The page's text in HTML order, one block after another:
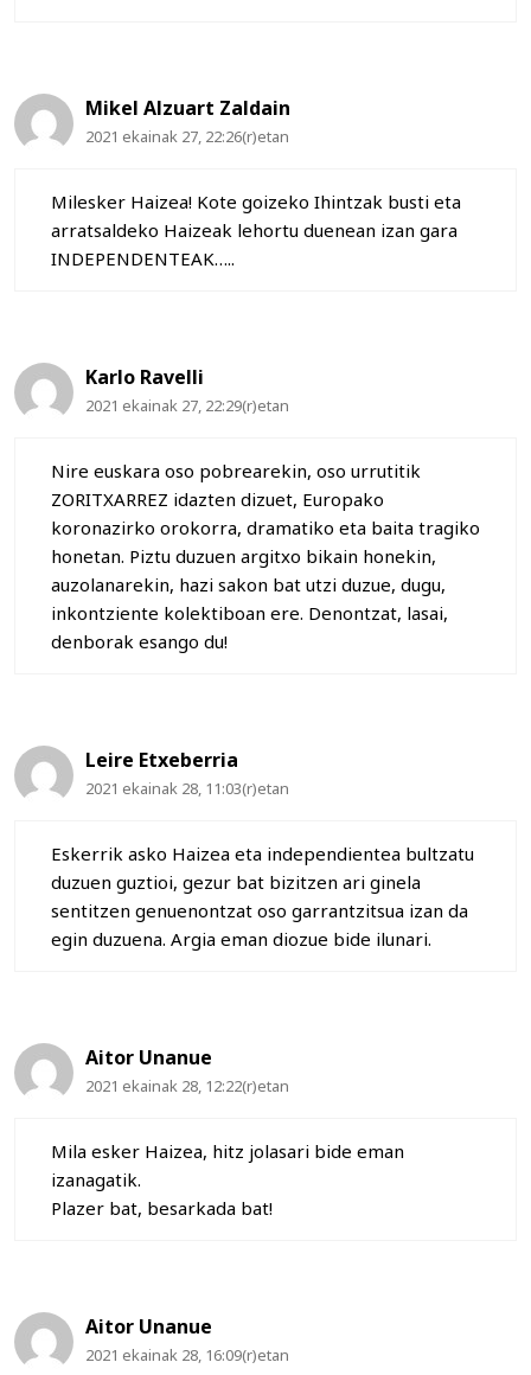
Mikel Alzuart Zaldain
2021 ekainak 27, 22:26(r)etan
Milesker Haizea! Kote goizeko Ihintzak busti eta
arratsaldeko Haizeak lehortu duenean izan gara
INDEPENDENTEAK…..
Karlo Ravelli
2021 ekainak 27, 22:29(r)etan
Nire euskara oso pobrearekin, oso urrutitik
ZORITXARREZ idazten dizuet, Europako
koronazirko orokorra, dramatiko eta baita tragiko
honetan. Piztu duzuen argitxo bikain honekin,
auzolanarekin, hazi sakon bat utzi duzue, dugu,
inkontziente kolektiboan ere. Denontzat, lasai,
denborak esango du!
Leire Etxeberria
2021 ekainak 28, 11:03(r)etan
Eskerrik asko Haizea eta independientea bultzatu
duzuen guztioi, gezur bat bizitzen ari ginela
sentitzen genuenontzat oso garrantzitsua izan da
egin duzuena. Argia eman diozue bide ilunari.
Aitor Unanue
2021 ekainak 28, 12:22(r)etan
Mila esker Haizea, hitz jolasari bide eman
izanagatik.
Plazer bat, besarkada bat!
Aitor Unanue
2021 ekainak 28, 16:09(r)etan